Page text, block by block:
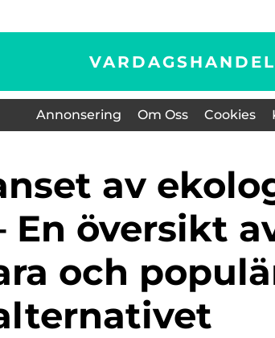
Annonsering Om Oss Cookies
En översikt
och